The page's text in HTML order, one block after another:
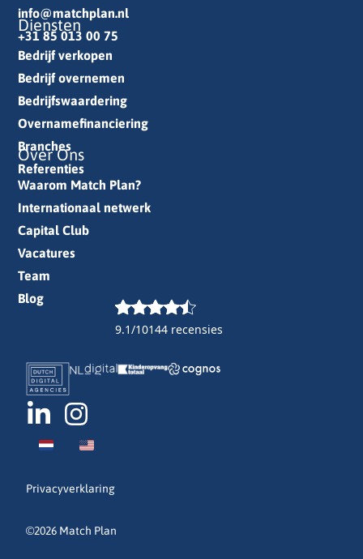
9.1/10144 recensies
info@matchplan.nl
+31 85 013 00 75
Diensten
Bedrijf verkopen
Bedrijf overnemen
Bedrijfswaardering
Overnamefinanciering
Branches
Referenties
Over Ons
Waarom Match Plan?
Internationaal netwerk
Capital Club
Vacatures
Team
Blog
Privacyverklaring
©2026 Match Plan